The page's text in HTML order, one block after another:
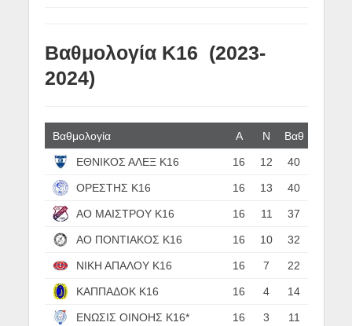
Βαθμολογία Κ16 (2023-
2024)
Βαθμολογία Α N Βαθ
ΕΘΝΙΚΟΣ ΑΛΕΞ Κ16 16 12 40
ΟΡΕΣΤΗΣ Κ16 16 13 40
ΑΟ ΜΑΙΣΤΡΟΥ Κ16 16 11 37
ΑΟ ΠΟΝΤΙΑΚΟΣ Κ16 16 10 32
ΝΙΚΗ ΑΠΑΛΟΥ Κ16 16 7 22
ΚΑΠΠΑΔΟΚ Κ16 16 4 14
ΕΝΩΣΙΣ ΟΙΝΟΗΣ Κ16* 16 3 11